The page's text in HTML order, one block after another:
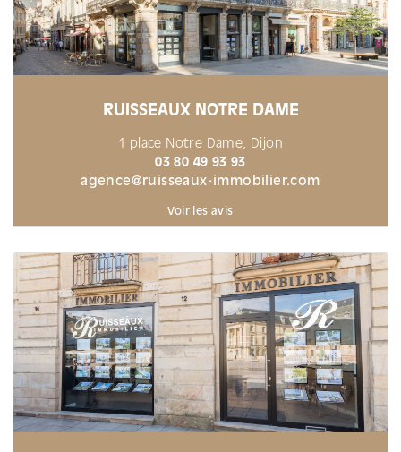
RUISSEAUX NOTRE DAME
1 place Notre Dame, Dijon
03 80 49 93 93
agence@ruisseaux-immobilier.com
Voir les avis